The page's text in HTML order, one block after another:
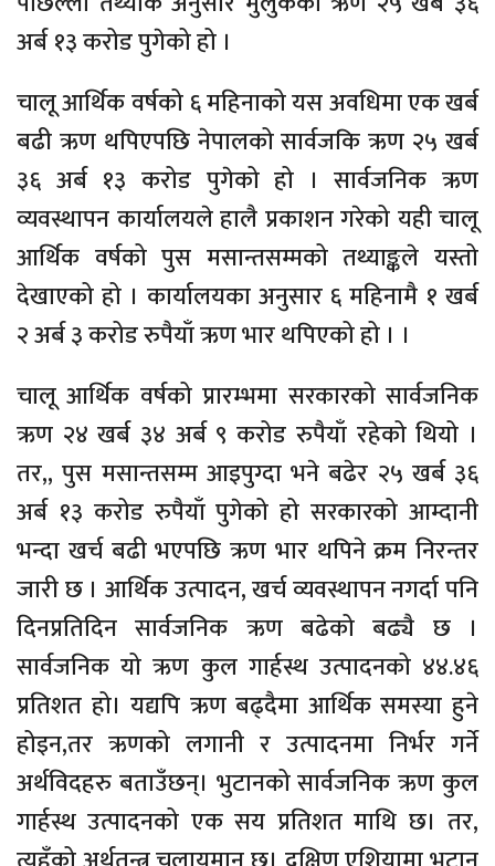
अर्ब १३ करोड पुगेको हो ।
चालू आर्थिक वर्षको ६ महिनाको यस अवधिमा एक खर्ब
बढी ऋण थपिएपछि नेपालको सार्वजकि ऋण २५ खर्ब
३६ अर्ब १३ करोड पुगेको हो । सार्वजनिक ऋण
व्यवस्थापन कार्यालयले हालै प्रकाशन गरेको यही चालू
आर्थिक वर्षको पुस मसान्तसम्मको तथ्याङ्कले यस्तो
देखाएको हो । कार्यालयका अनुसार ६ महिनामै १ खर्ब
२ अर्ब ३ करोड रुपैयाँ ऋण भार थपिएको हो । ।
चालू आर्थिक वर्षको प्रारम्भमा सरकारको सार्वजनिक
ऋण २४ खर्ब ३४ अर्ब ९ करोड रुपैयाँ रहेको थियो ।
तर,, पुस मसान्तसम्म आइपुग्दा भने बढेर २५ खर्ब ३६
अर्ब १३ करोड रुपैयाँ पुगेको हो सरकारको आम्दानी
भन्दा खर्च बढी भएपछि ऋण भार थपिने क्रम निरन्तर
जारी छ । आर्थिक उत्पादन, खर्च व्यवस्थापन नगर्दा पनि
दिनप्रतिदिन सार्वजनिक ऋण बढेको बढ्यै छ ।
सार्वजनिक यो ऋण कुल गार्हस्थ उत्पादनको ४४.४६
प्रतिशत हो। यद्यपि ऋण बढ्दैमा आर्थिक समस्या हुने
होइन,तर ऋणको लगानी र उत्पादनमा निर्भर गर्ने
अर्थविदहरु बताउँछन्। भुटानको सार्वजनिक ऋण कुल
गार्हस्थ उत्पादनको एक सय प्रतिशत माथि छ। तर,